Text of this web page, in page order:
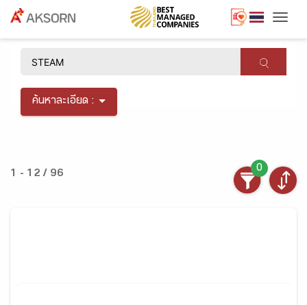
ค้นหาละเอียด :
1 - 12 / 96
0